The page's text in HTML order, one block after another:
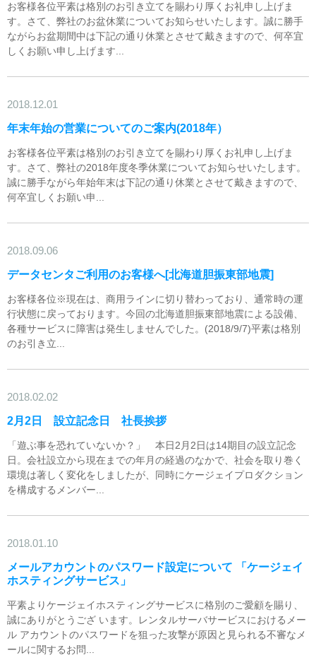
お客様各位平素は格別のお引き立てを賜わり厚くお礼申し上げま
す。さて、弊社のお盆休業についてお知らせいたします。誠に勝手
ながらお盆期間中は下記の通り休業とさせて戴きますので、何卒宜
しくお願い申し上げます...
2018.12.01
年末年始の営業についてのご案内(2018年）
お客様各位平素は格別のお引き立てを賜わり厚くお礼申し上げま
す。さて、弊社の2018年度冬季休業についてお知らせいたします。
誠に勝手ながら年始年末は下記の通り休業とさせて戴きますので、
何卒宜しくお願い申...
2018.09.06
データセンタご利用のお客様へ[北海道胆振東部地震]
お客様各位※現在は、商用ラインに切り替わっており、通常時の運
行状態に戻っております。今回の北海道胆振東部地震による設備、
各種サービスに障害は発生しませんでした。(2018/9/7)平素は格別
のお引き立...
2018.02.02
2月2日 設立記念日 社長挨拶
「遊ぶ事を恐れていないか？」 本日2月2日は14期目の設立記念
日。会社設立から現在までの年月の経過のなかで、社会を取り巻く
環境は著しく変化をしましたが、同時にケージェイプロダクション
を構成するメンバー...
2018.01.10
メールアカウントのパスワード設定について 「ケージェイ
ホスティングサービス」
平素よりケージェイホスティングサービスに格別のご愛顧を賜り、
誠にありがとうござ います。レンタルサーバサービスにおけるメー
ル アカウントのパスワードを狙った攻撃が原因と見られる不審なメ
ールに関するお問...